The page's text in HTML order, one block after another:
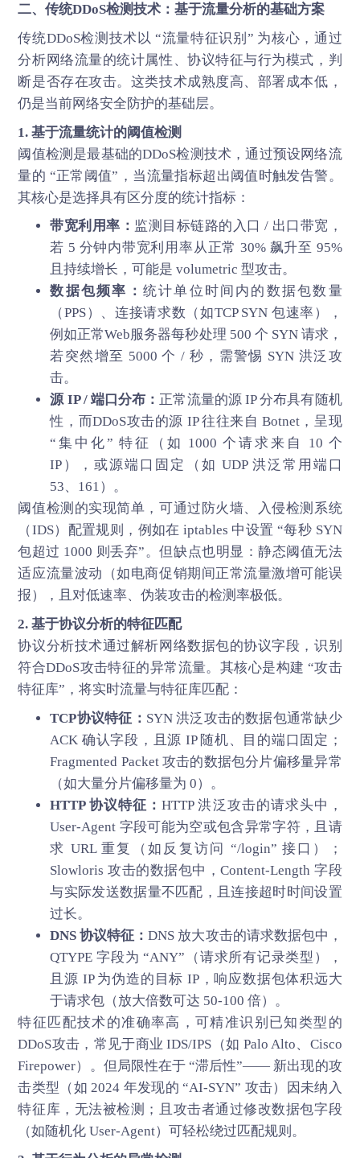
二、传统DDoS检测技术：基于流量分析的基础方案
传统DDoS检测技术以 “流量特征识别” 为核心，通过
分析网络流量的统计属性、协议特征与行为模式，判
断是否存在攻击。这类技术成熟度高、部署成本低，
仍是当前网络安全防护的基础层。
1. 基于流量统计的阈值检测
阈值检测是最基础的DDoS检测技术，通过预设网络流
量的 “正常阈值”，当流量指标超出阈值时触发告警。
其核心是选择具有区分度的统计指标：
带宽利用率： 监测目标链路的入口 / 出口带宽，
若 5 分钟内带宽利用率从正常 30% 飙升至 95%
且持续增长，可能是 volumetric 型攻击。
数据包频率： 统计单位时间内的数据包数量
（PPS）、连接请求数（如TCP SYN 包速率），
例如正常Web服务器每秒处理 500 个 SYN 请求，
若突然增至 5000 个 / 秒，需警惕 SYN 洪泛攻
击。
源 IP / 端口分布： 正常流量的源 IP 分布具有随机
性，而DDoS攻击的源 IP 往往来自 Botnet，呈现
“集中化” 特征（如 1000 个请求来自 10 个
IP），或源端口固定（如 UDP 洪泛常用端口
53、161）。
阈值检测的实现简单，可通过防火墙、入侵检测系统
（IDS）配置规则，例如在 iptables 中设置 “每秒 SYN
包超过 1000 则丢弃”。但缺点也明显：静态阈值无法
适应流量波动（如电商促销期间正常流量激增可能误
报），且对低速率、伪装攻击的检测率极低。
2. 基于协议分析的特征匹配
协议分析技术通过解析网络数据包的协议字段，识别
符合DDoS攻击特征的异常流量。其核心是构建 “攻击
特征库”，将实时流量与特征库匹配：
TCP协议特征： SYN 洪泛攻击的数据包通常缺少
ACK 确认字段，且源 IP 随机、目的端口固定；
Fragmented Packet 攻击的数据包分片偏移量异常
（如大量分片偏移量为 0）。
HTTP 协议特征：HTTP 洪泛攻击的请求头中，
User-Agent 字段可能为空或包含异常字符，且请
求 URL 重复（如反复访问 “/login” 接口）；
Slowloris 攻击的数据包中，Content-Length 字段
与实际发送数据量不匹配，且连接超时时间设置
过长。
DNS 协议特征：DNS 放大攻击的请求数据包中，
QTYPE 字段为 “ANY”（请求所有记录类型），
且源 IP 为伪造的目标 IP，响应数据包体积远大
于请求包（放大倍数可达 50-100 倍）。
特征匹配技术的准确率高，可精准识别已知类型的
DDoS攻击 ，常见于商业 IDS/IPS（如 Palo Alto、Cisco
Firepower）。但局限性在于 “滞后性”—— 新出现的攻
击类型（如 2024 年发现的 “AI-SYN” 攻击）因未纳入
特征库，无法被检测；且攻击者通过修改数据包字段
（如随机化 User-Agent）可轻松绕过匹配规则。